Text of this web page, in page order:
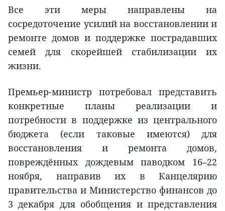
Все эти меры направлены на
сосредоточение усилий на восстановлении и
ремонте домов и поддержке пострадавших
семей для скорейшей стабилизации их
жизни.
Премьер-министр потребовал представить
конкретные планы реализации и
потребности в поддержке из центрального
бюджета (если таковые имеются) для
восстановления и ремонта домов,
повреждённых дождевым паводком 16–22
ноября, направив их в Канцелярию
правительства и Министерство финансов до
3 декабря для обобщения и представления